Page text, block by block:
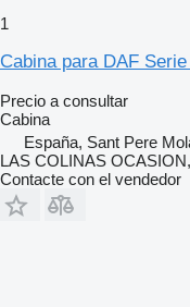
1
Cabina para DAF
Precio a consultar
Cabina
España, Sant Pere
LAS COLINAS
Contacte con el vendedor